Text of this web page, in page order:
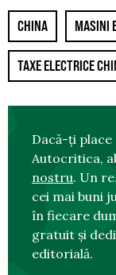
CHINA MASINI
TAXE ELECTRICE
Dacă-ți
Autocritica,
nostru. Un
cei mai buni
în fiecare
gratuit și
editorială.